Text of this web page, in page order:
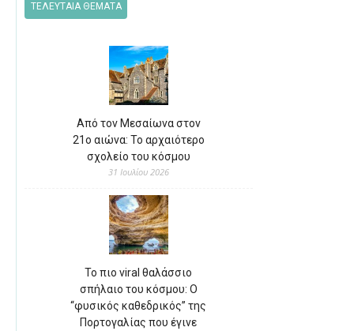
ΤΕΛΕΥΤΑΙΑ ΘΕΜΑΤΑ
Από τον Μεσαίωνα στον
21ο αιώνα: Το αρχαιότερο
σχολείο του κόσμου
31 Ιουλίου 2026
Το πιο viral θαλάσσιο
σπήλαιο του κόσμου: Ο
“φυσικός καθεδρικός” της
Πορτογαλίας που έγινε